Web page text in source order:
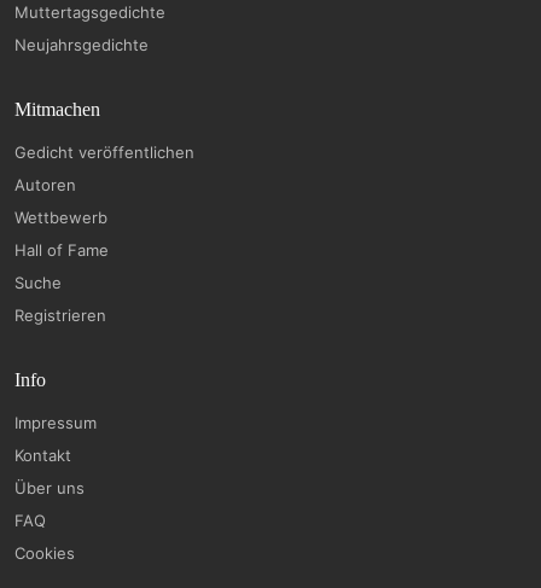
Muttertagsgedichte
Neujahrsgedichte
Mitmachen
Gedicht veröffentlichen
Autoren
Wettbewerb
Hall of Fame
Suche
Registrieren
Info
Impressum
Kontakt
Über uns
FAQ
Cookies